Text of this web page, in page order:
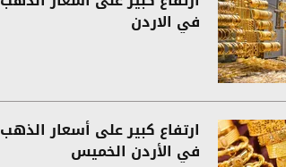
في الاردن
ارتفاع كبير على أسعار الذهب
في الأردن الخميس